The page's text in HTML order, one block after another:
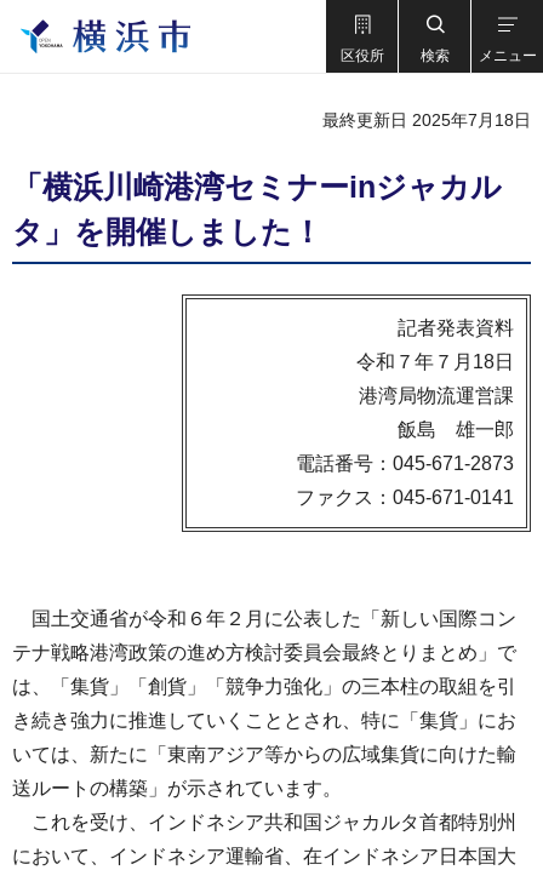
区役所 検索 メニュー
最終更新日 2025年7月18日
「横浜川崎港湾セミナーinジャカル
タ」を開催しました！
記者発表資料
令和７年７月18日
港湾局物流運営課
飯島 雄一郎
電話番号：045-671-2873
ファクス：045-671-0141
国土交通省が令和６年２月に公表した「新しい国際コン
テナ戦略港湾政策の進め方検討委員会最終とりまとめ」で
は、「集貨」「創貨」「競争力強化」の三本柱の取組を引
き続き強力に推進していくこととされ、特に「集貨」にお
いては、新たに「東南アジア等からの広域集貨に向けた輸
送ルートの構築」が示されています。
これを受け、インドネシア共和国ジャカルタ首都特別州
において、インドネシア運輸省、在インドネシア日本国大